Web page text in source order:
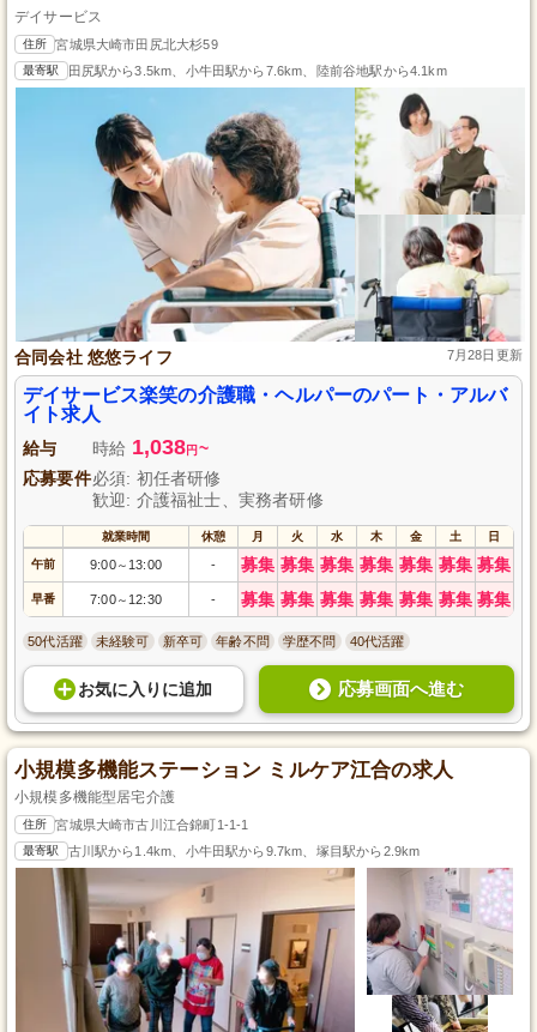
デイサービス
住所 宮城県大崎市田尻北大杉59
最寄駅 田尻駅から3.5km、小牛田駅から7.6km、陸前谷地駅から4.1km
合同会社 悠悠ライフ 7月28日更新
デイサービス楽笑の介護職・ヘルパーのパート・アルバ
イト求人
給与 時給 1,038円 ~
応募要件必須: 初任者研修
歓迎: 介護福祉士、実務者研修
就業時間 休憩 月 火 水 木 金 土 日
午前 9:00～ 13:00 - 募集 募集 募集 募集 募集 募集 募集
早番 7:00～ 12:30 - 募集 募集 募集 募集 募集 募集 募集
50代活躍 未経験可 新卒可 年齢不問 学歴不問 40代活躍
お気に入り に追加 応募画面へ進む
小規模多機能ステーション ミルケア江合の求人
小規模多機能型居宅介護
住所 宮城県大崎市古川江合錦町1-1-1
最寄駅 古川駅から1.4km、小牛田駅から9.7km、塚目駅から2.9km